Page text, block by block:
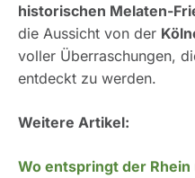
historischen Melaten-
die Aussicht von der
voller Überraschungen,
entdeckt zu werden.
Weitere Artikel:
Wo entspringt der